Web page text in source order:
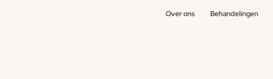
Over ons Behandelingen